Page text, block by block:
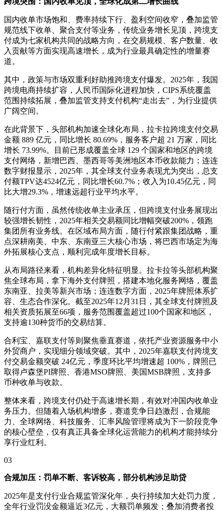
国内收单市场饱和、费率持续下行、盈利空间收窄，叠加监管
规范线下收单、聚合支付等业务，传统业务增长见顶，跨境支
付成为七家机构共同的战略方向，在交易规模、客户数量、收
入贡献等方面实现高速增长，成为行业最具确定性的增量赛
道。
其中，政策与市场双重利好助推跨境支付爆发。2025年，我国
跨境电商持续扩容，人民币国际化进程加快，CIPS系统覆盖
范围持续拓展，叠加监管支持支付机构“走出去”，为行业提供
广阔空间。
在此背景下，头部机构加速全球化布局，拉卡拉跨境支付交易
金额 889 亿元，同比增长 80.69%，服务客户超 21 万家，同比
增长 73.99%。目前已形成覆盖全球 129 个国家和地区的跨境
支付网络，新增巴西、墨西哥等美洲地区本币收款能力；连连
数字财报显示，2025年，其全球支付业务表现尤为突出，总支
付额TPV达4524亿元，同比增长60.7%；收入为10.45亿元，同
比大增29.3%，增速远超行业平均水平。
随行付方面，虽然传统收单主业承压，但跨境支付业务展现出
较强增长韧性，2025年相关交易额同比增幅突破200%，领跑
集团所有业务线。在区域布局方面，随行付紧跟集团战略，重
点深耕南美、中东、东南亚三大核心市场，将巴西市场定为海
外拓展核心支点，顺利完成年度增长目标。
从布局路径来看，机构差异化特征明显。拉卡拉等头部机构聚
焦全球布局，拿下海外支付牌照，搭建本地化服务网络，覆盖
东南亚、拉美等新兴市场；连连数字方面，2025年牌照体系扩
容、生态合作深化。截至2025年12月31日，其全球支付牌照及
相关资质拓展至66项，服务范围覆盖超过100个国家和地区，
支持逾130种货币的交易结算。
合利宝、嘉联支付等则聚焦垂直赛道，依托产业资源服务中小
外贸商户，实现细分领域突破。其中，2025年嘉联支付跨境支
付交易金额突破 24亿元，季度环比平均增速超 100%，牌照已
取得卢森堡PI牌照、香港MSO牌照、美国MSB牌照，支持多
币种收单与收款。
整体来看，跨境支付仍处于高速增长期，有效对冲国内收单业
务压力。但随着入场机构增多，赛道竞争日趋激烈，合规能
力、全球网络、科技服务、汇率风险管理将成为下一阶段竞争
的核心壁垒，仅有真正具备全球化运营能力的机构才能持续分
享行业红利。
03
合规加压：罚单不断、客诉较高，部分机构涉足助贷
2025年是支付行业合规监管深化年，央行持续加大处罚力度，
全年行业罚没金额逼近3亿元，大额罚单频发；叠加消费者投